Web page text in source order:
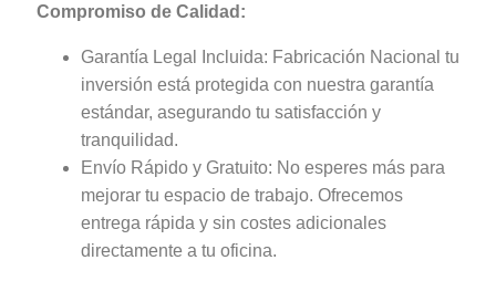
Compromiso de Calidad:
Garantía Legal Incluida: Fabricación Nacional tu
inversión está protegida con nuestra garantía
estándar, asegurando tu satisfacción y
tranquilidad.
Envío Rápido y Gratuito: No esperes más para
mejorar tu espacio de trabajo. Ofrecemos
entrega rápida y sin costes adicionales
directamente a tu oficina.